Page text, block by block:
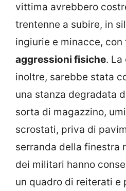
vittima avrebbero
trentenne a subire, in
ingiurie e minacce, con
aggressioni fisiche. La
inoltre, sarebbe stata
una stanza degradata
sorta di magazzino,
scrostati, priva di
serranda della finestra
dei militari hanno
un quadro di reiterati e